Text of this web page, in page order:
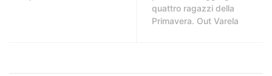
quattro ragazzi della
Primavera. Out Varela